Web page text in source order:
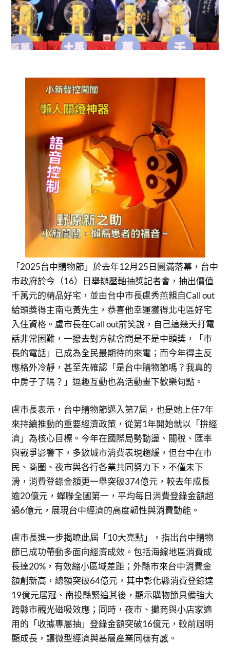
「2025台中購物節」於去年12月25日圓滿落幕，台中
市政府於今（16）日舉辦壓軸抽獎記者會，抽出價值
千萬元的精品好宅，並由台中市長盧秀燕親自Call out
給頭獎得主南屯黃先生，恭喜他幸運獲得北屯區好宅
入住資格。盧市長在Call out前笑說，自己這幾天打電
話非常困難，一撥去對方就會問是不是中頭獎，「市
長的電話」已成為全民最期待的來電；而今年得主反
應格外冷靜，甚至先確認「是台中購物節嗎？我真的
中房子了嗎？」逗趣互動也為活動畫下歡樂句點。
盧市長表示，台中購物節邁入第7屆，也是她上任7年
來持續推動的重要經濟政策，從第1年開始就以「拚經
濟」為核心目標。今年在國際局勢動盪、關稅、匯率
與戰爭影響下，多數城市消費表現趨緩，但台中在市
民、商圈、夜市與各行各業共同努力下，不僅未下
滑，消費登錄金額更一舉突破374億元，較去年成長
逾20億元，蟬聯全國第一，平均每日消費登錄金額超
過6億元，展現台中經濟的高度韌性與消費動能。
盧市長進一步揭曉此屆「10大亮點」，指出台中購物
節已成功帶動多面向經濟成效。包括海線地區消費成
長達20%，有效縮小區域差距；外縣市來台中消費金
額創新高，總額突破64億元，其中彰化縣消費登錄達
19億元居冠、南投縣緊追其後，顯示購物節具備強大
跨縣市觀光磁吸效應；同時，夜市、攤商與小店家適
用的「收據專屬抽」登錄金額突破16億元，較前屆明
顯成長，讓微型經濟與基層產業同樣有感。